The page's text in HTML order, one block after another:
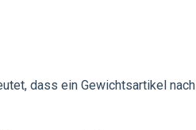
dass ein Gewichtsartikel